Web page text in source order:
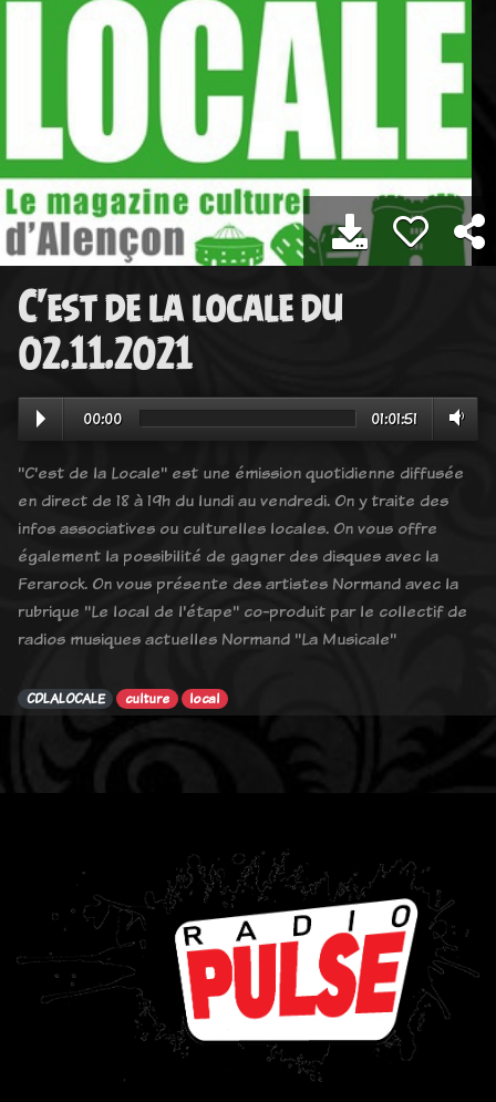
C'est de la locale du
02.11.2021
00:00 01:01:51
"C'est de la Locale" est une émission quotidienne diffusée
en direct de 18 à 19h du lundi au vendredi. On y traite des
infos associatives ou culturelles locales. On vous offre
également la possibilité de gagner des disques avec la
Ferarock. On vous présente des artistes Normand avec la
rubrique "Le local de l'étape" co-produit par le collectif de
radios musiques actuelles Normand "La Musicale"
CDLALOCALE culture local